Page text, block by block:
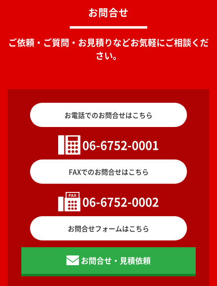
お問合せ
ご依頼・ご質問・お見積りなどお気軽にご相談くだ
さい。
お電話でのお問合せはこちら
06-6752-0001
FAXでのお問合せはこちら
06-6752-0002
お問合せフォームはこちら
お問合せ・見積依頼